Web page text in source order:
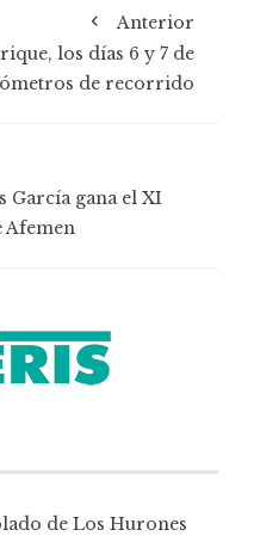
Anterior
los días 6 y 7 de
de recorrido
García gana el XI
Afemen
de Los Hurones